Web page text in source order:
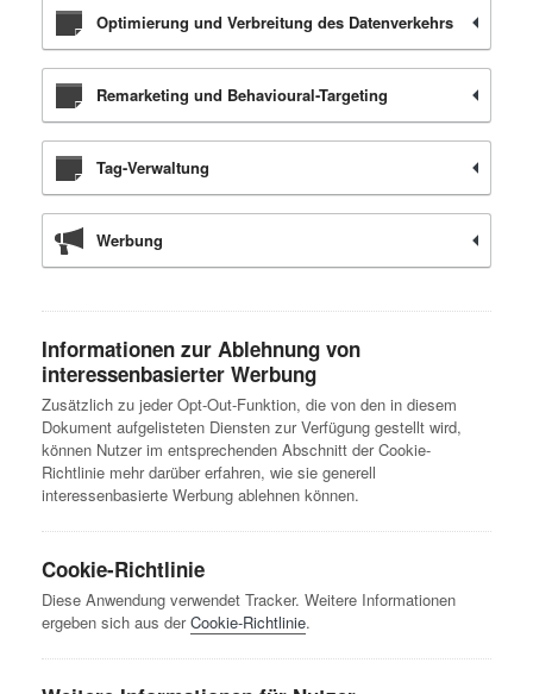
Optimierung und Verbreitung des Datenverkehrs
Remarketing und Behavioural-Targeting
Tag-Verwaltung
Werbung
Informationen zur Ablehnung von
interessenbasierter Werbung
Zusätzlich zu jeder Opt-Out-Funktion, die von den in diesem
Dokument aufgelisteten Diensten zur Verfügung gestellt wird,
können Nutzer im entsprechenden Abschnitt der Cookie-
Richtlinie mehr darüber erfahren, wie sie generell
interessenbasierte Werbung ablehnen können.
Cookie-Richtlinie
Diese Anwendung verwendet Tracker. Weitere Informationen
ergeben sich aus derCookie-Richtlinie.